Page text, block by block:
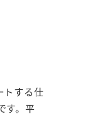
トする仕
す。平